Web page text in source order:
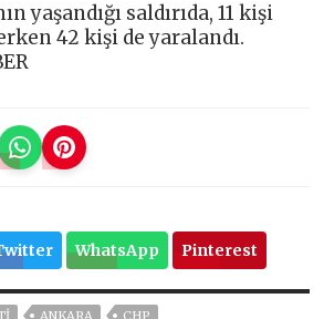
yaşandığı saldırıda, 11 kişi
42 kişi de yaralandı.
WhatsApp Pinterest